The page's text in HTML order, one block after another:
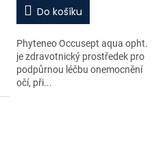
Do košíku
Phyteneo Occusept aqua opht.
je zdravotnický prostředek pro
podpůrnou léčbu onemocnění
očí, při...